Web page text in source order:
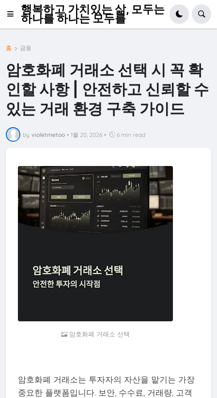
행복하고 가치있는 삶, 모두는
하나를 하나는 모두를
홈 금융
암호화폐 거래소 선택 시 꼭 확
인할 사항 | 안전하고 신뢰할 수
있는 거래 환경 구축 가이드
by violetmetoo • 1월 20, 2026 • 6 min read
암호화폐 거래소 선택
암호화폐 거래소는 투자자의 자산을 맡기는 가장
중요한 플랫폼입니다. 보안, 수수료, 거래량, 고객